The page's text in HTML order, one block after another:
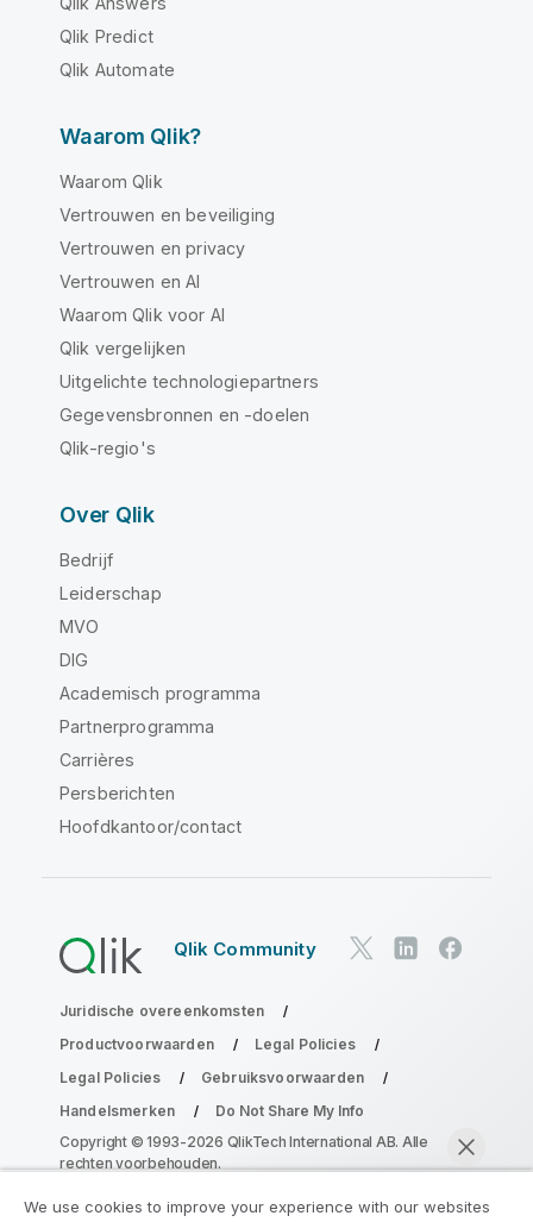
Qlik Predict
Qlik Automate
Waarom Qlik?
Waarom Qlik
Vertrouwen en beveiliging
Vertrouwen en privacy
Vertrouwen en AI
Waarom Qlik voor AI
Qlik vergelijken
Uitgelichte technologiepartners
Gegevensbronnen en -doelen
Qlik-regio's
Over Qlik
Bedrijf
Leiderschap
MVO
DIG
Academisch programma
Partnerprogramma
Carrières
Persberichten
Hoofdkantoor/contact
Qlik Community
Juridische overeenkomsten
Productvoorwaarden
Legal Policies
Legal Policies
Gebruiksvoorwaarden
Handelsmerken
Do Not Share My Info
Copyright © 1993-2026 QlikTech International AB. Alle
rechten voorbehouden.
We use cookies to improve your experience with our websites